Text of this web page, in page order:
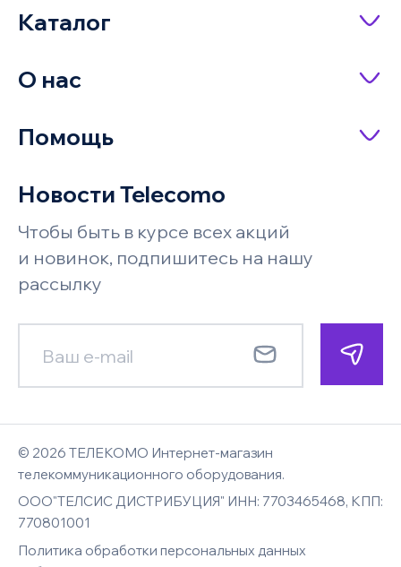
Каталог
IP-телефония
Серверное оборудование и системы
хранения
Системы безопасности и
видеонаблюдения
О нас
Акции
Бренды
Faq
Новости
Контакты
Помощь
Поставщикам
Гарантия
Новости Telecomo
Чтобы быть в курсе всех акций
и новинок, подпишитесь на нашу
рассылку
© 2026 ТЕЛЕКОМО Интернет-магазин
телекоммуникационного оборудования.
ООО"ТЕЛСИС ДИСТРИБУЦИЯ" ИНН: 7703465468, КПП:
770801001
Политика обработки персональных данных
Имя
Телефон
E-mail
Под заказ
по наличию, цене и срокам доставки
Имя
Запросить цену
по цене и срокам доставки
Имя